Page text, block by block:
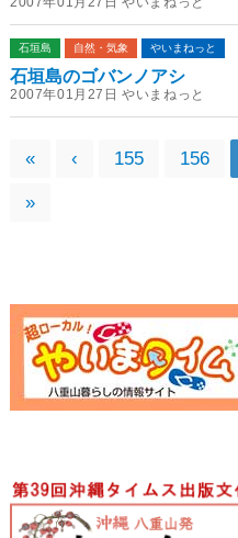
石垣島 自然・気象 やいまねっと
石垣島のゴバンノアシ
2007年01月27日 やいまねっと
« ‹ 155 156
»